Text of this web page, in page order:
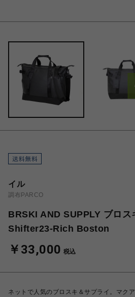
イル
調布PARCO
BRSKI AND SUPPLY ブロ
Shifter23-Rich Boston
￥33,000 税込
ネットで人気のブロスキ＆サプライ。マク